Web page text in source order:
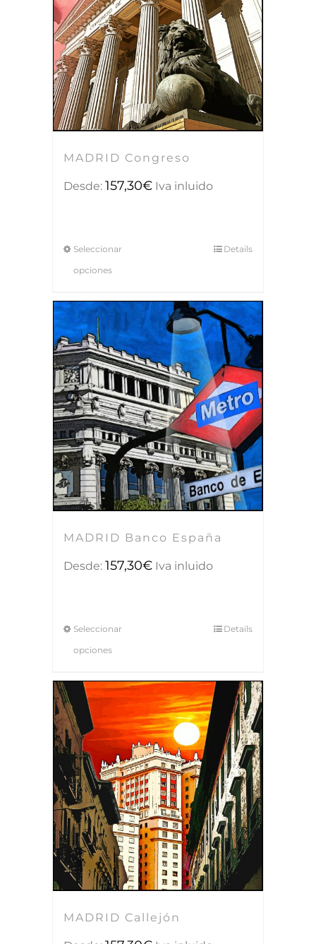
MADRID Congreso
Desde: 157,30€ Iva inluido
Seleccionar
opciones
Details
MADRID Banco España
Desde: 157,30€ Iva inluido
Seleccionar
opciones
Details
MADRID Callejón